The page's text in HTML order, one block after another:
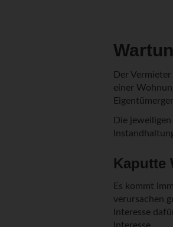
Der
einer
Die
Kaputte
Es kommt
verursachen
Interesse